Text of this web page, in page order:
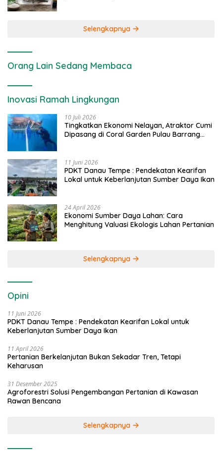
Selengkapnya
Orang Lain Sedang Membaca
Inovasi Ramah Lingkungan
10 Juli 2026
Tingkatkan Ekonomi Nelayan, Atraktor Cumi
Dipasang di Coral Garden Pulau Barrang
11 Juni 2026
PDKT Danau Tempe : Pendekatan Kearifan
Lokal untuk Keberlanjutan Sumber Daya Ikan
24 April 2026
Ekonomi Sumber Daya Lahan: Cara
Menghitung Valuasi Ekologis Lahan Pertanian
Selengkapnya
Opini
11 Juni 2026
PDKT Danau Tempe : Pendekatan Kearifan Lokal untuk
Keberlanjutan Sumber Daya Ikan
11 April 2026
Pertanian Berkelanjutan Bukan Sekadar Tren, Tetapi
Keharusan
31 Desember 2025
Agroforestri Solusi Pengembangan Pertanian di Kawasan
Rawan Bencana
Selengkapnya